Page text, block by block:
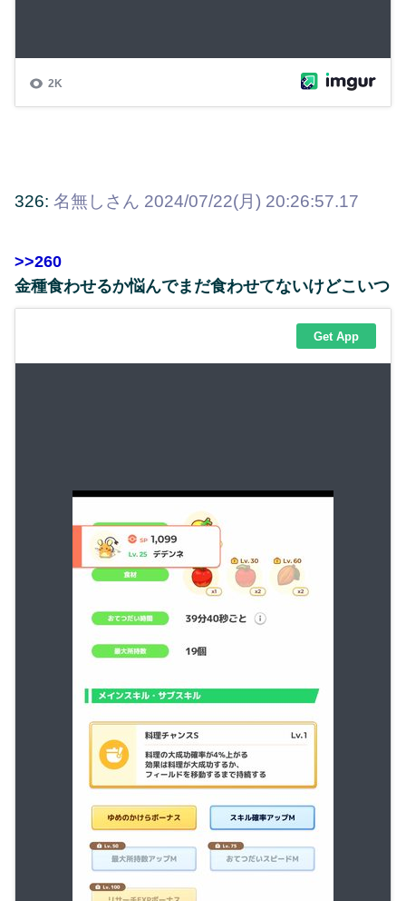
326: 名無しさん 2024/07/22(月) 20:26:57.17
>>260
金種食わせるか悩んでまだ食わせてないけどこいつ